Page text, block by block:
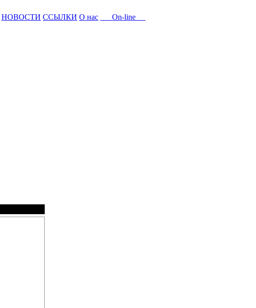
НОВОСТИ ССЫЛКИ О нас On-line